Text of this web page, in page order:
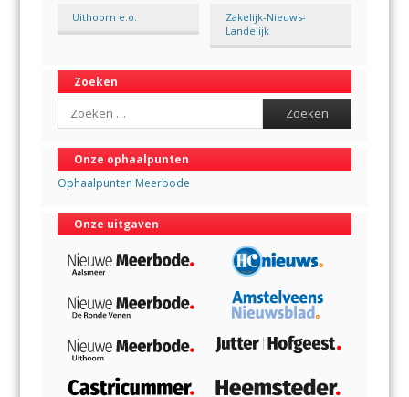
Uithoorn e.o.
Zakelijk-Nieuws-
Landelijk
Zoeken
Search
Onze ophaalpunten
Ophaalpunten Meerbode
Onze uitgaven